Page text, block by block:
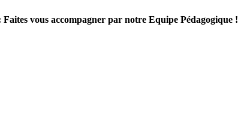
Faites vous accompagner par notre Equipe Pédagogique !